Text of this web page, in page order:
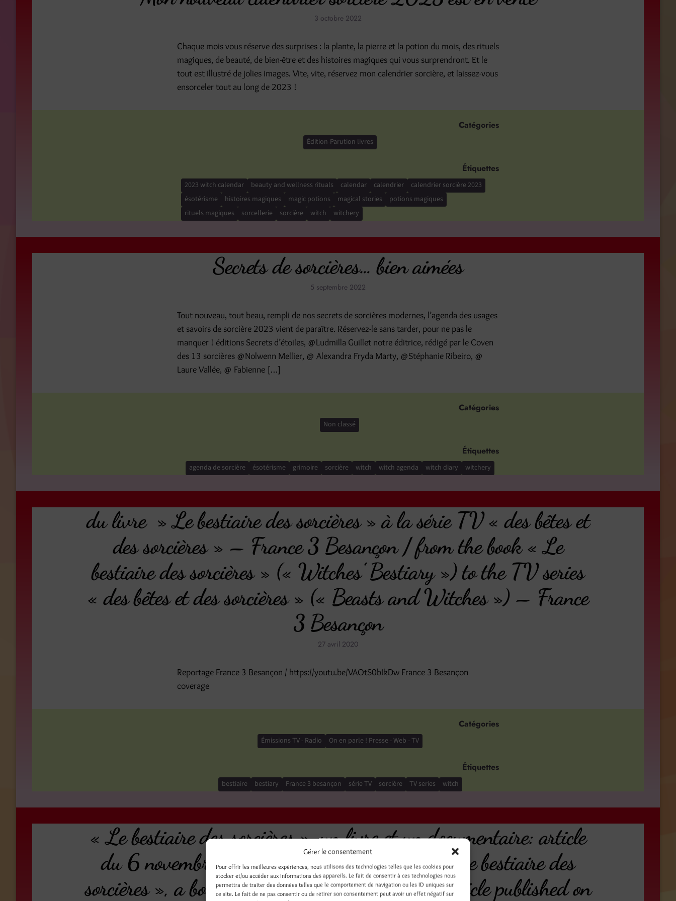
Gérer le consentement
Pour offrir les meilleures expériences, nous utilisons des technologies telles que les cookies pour
stocker et/ou accéder aux informations des appareils. Le fait de consentir à ces technologies nous
permettra de traiter des données telles que le comportement de navigation ou les ID uniques sur
ce site. Le fait de ne pas consentir ou de retirer son consentement peut avoir un effet négatif sur
3 octobre 2022
Chaque mois vous réserve des surprises : la plante, la pierre et la potion du mois, des rituels
magiques, de beauté, de bien-être et des histoires magiques qui vous surprendront. Et le
tout est illustré de jolies images. Vite, vite, réservez mon calendrier sorcière, et laissez-vous
ensorceler tout au long de 2023 !
Catégories
Édition-Parution livres
Étiquettes
2023 witch calendar beauty and wellness rituals calendar calendrier
calendrier sorcière 2023
ésotérisme
histoires magiques magic potions magical stories
potions magiques
rituels magiques
sorcellerie sorcière witch witchery
Secrets de sorcières… bien aimées
5 septembre 2022
Tout nouveau, tout beau, rempli de nos secrets de sorcières modernes, l’agenda des usages
et savoirs de sorcière 2023 vient de paraître. Réservez-le sans tarder, pour ne pas le
manquer ! éditions Secrets d’étoiles, @Ludmilla Guillet notre éditrice, rédigé par le Coven
des 13 sorcières @Nolwenn Mellier, @ Alexandra Fryda Marty, @Stéphanie Ribeiro, @
Laure Vallée, @ Fabienne […]
Catégories
Non classé
Étiquettes
agenda de sorcière ésotérisme grimoire sorcière witch witch agenda witch diary witchery
du livre » Le bestiaire des sorcières » à la série TV « des bêtes et
des sorcières » – France 3 Besançon / from the book « Le
bestiaire des sorcières » (« Witches’ Bestiary ») to the TV series
« des bêtes et des sorcières » (« Beasts and Witches ») – France
3 Besançon
27 avril 2020
Reportage France 3 Besançon / https://youtu.be/VAOtS0bIkDw France 3 Besançon
coverage
Catégories
Émissions TV - Radio On en parle ! Presse - Web - TV
Étiquettes
bestiaire bestiary France 3 besançon série TV sorcière TV series witch
« Le bestiaire des sorcières », un livre et un documentaire: article
du 6 novembre 2019 sur Francetvinfo.fr / « Le bestiaire des
sorcières », a book and a documentary : a web article published on